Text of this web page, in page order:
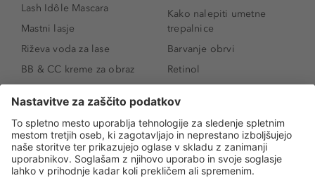
Lash Idôle Mascara
Mastni lasje
Riževa voda za lase
BB & CC kreme za obraz
SPF 30
Senčila za oči
Tekoči puder
Ličenje povešenih vek
Kako nalepiti umetne
trepalnice
Barvanje obrvi
Retinol
Niacinamid
Rozacea
Salicilna kislina